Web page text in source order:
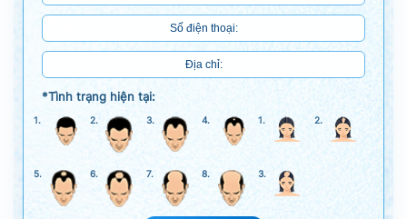
*Tình trạng hiện tại:
1. 2. 3. 4. 1. 2.
5. 6. 7. 8. 3.